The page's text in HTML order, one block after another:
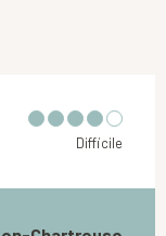
Difficile